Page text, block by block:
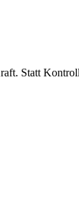
Statt